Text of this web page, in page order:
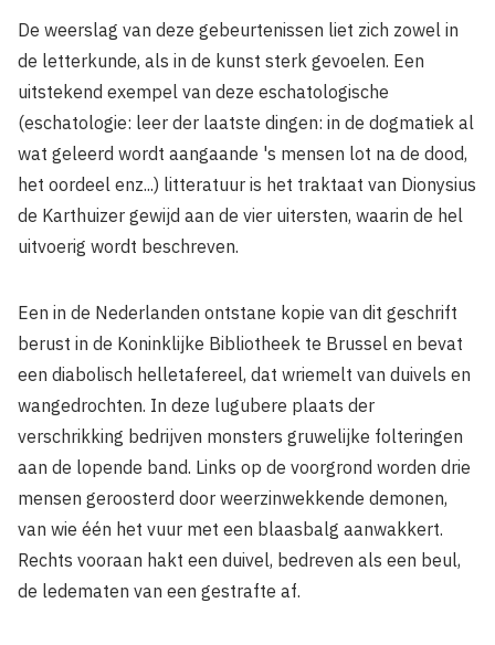
De weerslag van deze gebeurtenissen liet zich zowel in
de letterkunde, als in de kunst sterk gevoelen. Een
uitstekend exempel van deze eschatologische
(eschatologie: leer der laatste dingen: in de dogmatiek al
wat geleerd wordt aangaande 's mensen lot na de dood,
het oordeel enz...) litteratuur is het traktaat van Dionysius
de Karthuizer gewijd aan de vier uitersten, waarin de hel
uitvoerig wordt beschreven.
Een in de Nederlanden ontstane kopie van dit geschrift
berust in de Koninklijke Bibliotheek te Brussel en bevat
een diabolisch helletafereel, dat wriemelt van duivels en
wangedrochten. In deze lugubere plaats der
verschrikking bedrijven monsters gruwelijke folteringen
aan de lopende band. Links op de voorgrond worden drie
mensen geroosterd door weerzinwekkende demonen,
van wie één het vuur met een blaasbalg aanwakkert.
Rechts vooraan hakt een duivel, bedreven als een beul,
de ledematen van een gestrafte af.